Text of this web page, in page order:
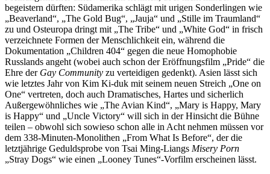
begeistern dürften: Südamerika schlägt mit urigen Sonderlingen wie
„Beaverland“, „The Gold Bug“, „Jauja“ und „Stille im Traumland“
zu und Osteuropa dringt mit „The Tribe“ und „White God“ in frisch
verzeichnete Formen der Menschlichkeit ein, während die
Dokumentation „Children 404“ gegen die neue Homophobie
Russlands angeht (wobei auch schon der Eröffnungsfilm „Pride“ die
Ehre der Gay Community zu verteidigen gedenkt). Asien lässt sich
wie letztes Jahr von Kim Ki-duk mit seinem neuen Streich „One on
One“ vertreten, doch auch Dramatisches, Hartes und sicherlich
Außergewöhnliches wie „The Avian Kind“, „Mary is Happy, Mary
is Happy“ und „Uncle Victory“ will sich in der Hinsicht die Bühne
teilen – obwohl sich sowieso schon alle in Acht nehmen müssen vor
dem 338-Minuten-Monolithen „From What Is Before“, der die
letztjährige Geduldsprobe von Tsai Ming-Liangs Misery Porn
„Stray Dogs“ wie einen „Looney Tunes“-Vorfilm erscheinen lässt.